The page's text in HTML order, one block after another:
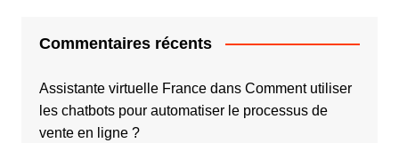
Commentaires récents
Assistante virtuelle Francedans Comment utiliser
les chatbots pour automatiser le processus de
vente en ligne ?